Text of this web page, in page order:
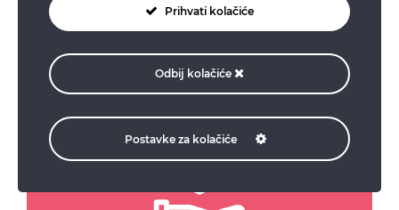
Prihvati kolačiće
Odbij kolačiće
Postavke za kolačiće